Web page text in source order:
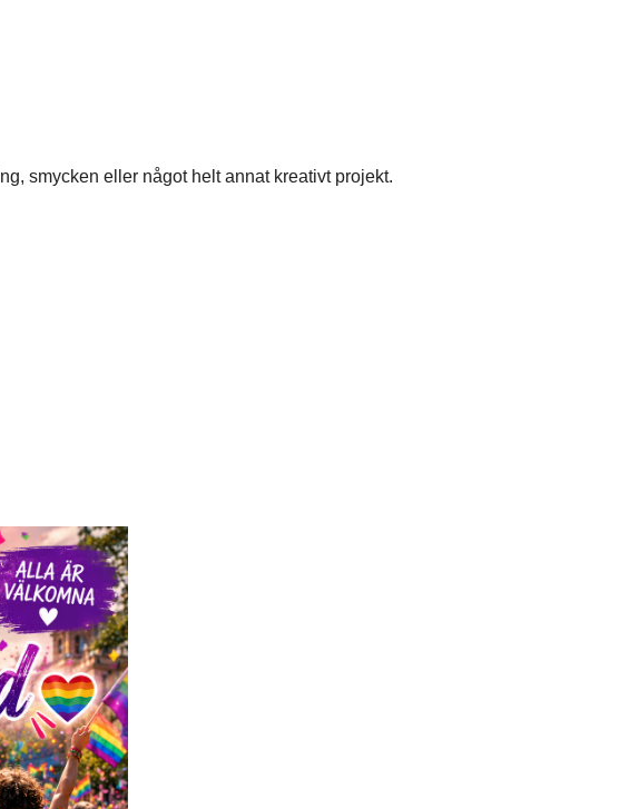
smycken eller något helt annat kreativt projekt.